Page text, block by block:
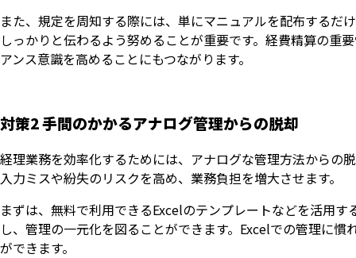
また、規定を周知する際には、単にマニュアルを配布するだ
しっかりと伝わるよう努めることが重要です。経費精算の重
アンス意識を高めることにもつながります。
対策2 手間のかかるアナログ管理からの脱却
経理業務を効率化するためには、アナログな管理方法からの
入力ミスや紛失のリスクを高め、業務負担を増大させます。
まずは、無料で利用できるExcelのテンプレートなどを活用
し、管理の一元化を図ることができます。Excelでの管理に
ができます。